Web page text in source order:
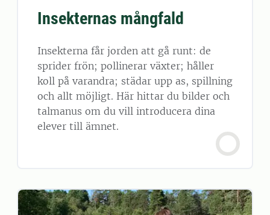
Insekternas mångfald
Insekterna får jorden att gå runt: de
sprider frön; pollinerar växter; håller
koll på varandra; städar upp as, spillning
och allt möjligt. Här hittar du bilder och
talmanus om du vill introducera dina
elever till ämnet.